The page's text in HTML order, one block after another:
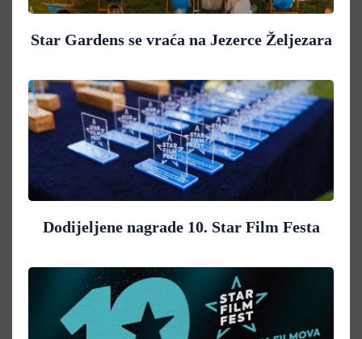
Star Gardens se vraća na Jezerce Željezara
Dodijeljene nagrade 10. Star Film Festa